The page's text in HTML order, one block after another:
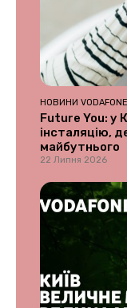
НОВИНИ VODAFONE
Future You: у
інсталяцію,
майбутнього
22 Липня 2026